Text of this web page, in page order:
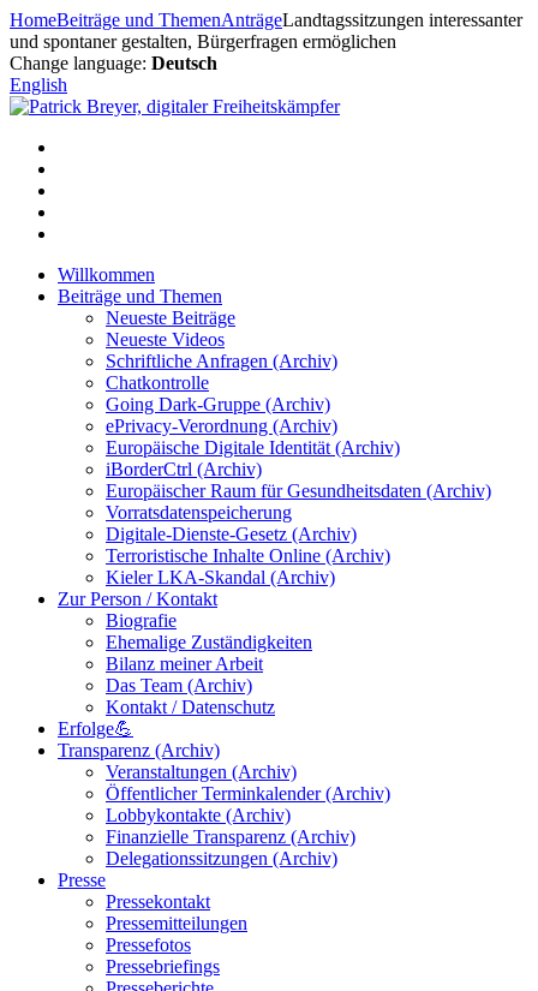
Zum
Inhalt
springen
HomeBeiträge und ThemenAnträgeLandtagssitzungen interessanter
und spontaner gestalten, Bürgerfragen ermöglichen
Change language: Deutsch
English
Willkommen
Beiträge und Themen
Neueste Beiträge
Neueste Videos
Schriftliche Anfragen (Archiv)
Chatkontrolle
Going Dark-Gruppe (Archiv)
ePrivacy-Verordnung (Archiv)
Europäische Digitale Identität (Archiv)
iBorderCtrl (Archiv)
Europäischer Raum für Gesundheitsdaten (Archiv)
Vorratsdatenspeicherung
Digitale-Dienste-Gesetz (Archiv)
Terroristische Inhalte Online (Archiv)
Kieler LKA-Skandal (Archiv)
Zur Person / Kontakt
Biografie
Ehemalige Zuständigkeiten
Bilanz meiner Arbeit
Das Team (Archiv)
Kontakt / Datenschutz
Erfolge💪
Transparenz (Archiv)
Veranstaltungen (Archiv)
Öffentlicher Terminkalender (Archiv)
Lobbykontakte (Archiv)
Finanzielle Transparenz (Archiv)
Delegationssitzungen (Archiv)
Presse
Pressekontakt
Pressemitteilungen
Pressefotos
Pressebriefings